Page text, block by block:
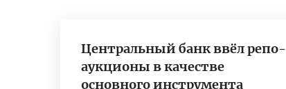
Центральный банк ввёл репо-
аукционы в качестве
основного инструмента